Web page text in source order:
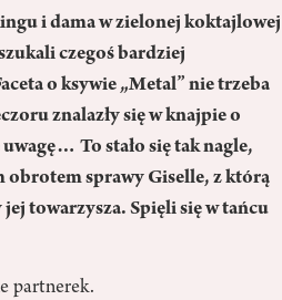
i dama w zielonej koktajlowej
czegoś bardziej
o ksywie „Metal” nie trzeba
znalazły się w knajpie o
To stało się tak nagle,
obrotem sprawy Giselle, z którą
towarzysza. Spięli się w tańcu
partnerek.